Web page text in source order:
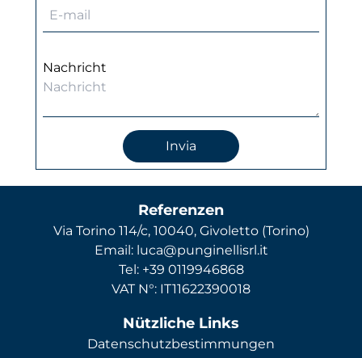
Nachricht
Invia
Referenzen
Via Torino 114/c, 10040, Givoletto (Torino)
Email: luca@punginellisrl.it
Tel: +39 0119946868
VAT N°: IT11622390018
Nützliche Links
Datenschutzbestimmungen